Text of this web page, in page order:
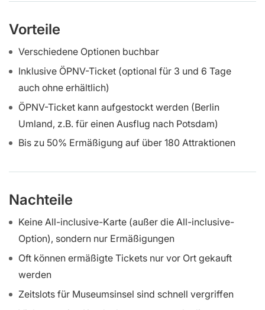
Vorteile
Verschiedene Optionen buchbar
Inklusive ÖPNV-Ticket (optional für 3 und 6 Tage
auch ohne erhältlich)
ÖPNV-Ticket kann aufgestockt werden (Berlin
Umland, z.B. für einen Ausflug nach Potsdam)
Bis zu 50% Ermäßigung auf über 180 Attraktionen
Nachteile
Keine All-inclusive-Karte (außer die All-inclusive-
Option), sondern nur Ermäßigungen
Oft können ermäßigte Tickets nur vor Ort gekauft
werden
Zeitslots für Museumsinsel sind schnell vergriffen